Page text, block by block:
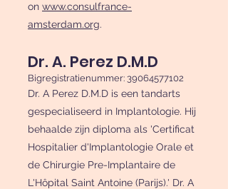
on www.consulfrance-
amsterdam.org.
Dr. A. Perez D.M.D
Bigregistratienummer: 39064577102
Dr. A Perez D.M.D is een tandarts
gespecialiseerd in Implantologie. Hij
behaalde zijn diploma als 'Certificat
Hospitalier d'Implantologie Orale et
de Chirurgie Pre-Implantaire de
L'Hôpital Saint Antoine (Parijs).' Dr. A